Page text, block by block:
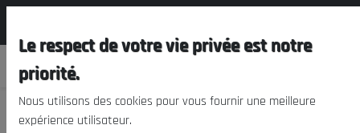
Le respect de votre vie privée est notre
priorité.
Nous utilisons des cookies pour vous fournir une meilleure
expérience utilisateur.